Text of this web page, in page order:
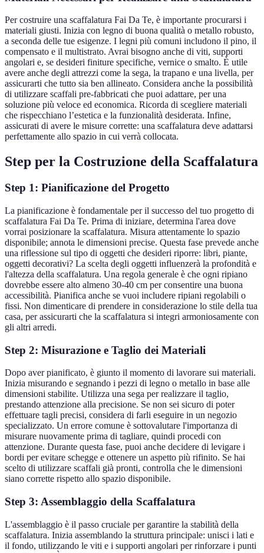
Per costruire una scaffalatura Fai Da Te, è importante procurarsi i
materiali giusti. Inizia con legno di buona qualità o metallo robusto,
a seconda delle tue esigenze. I legni più comuni includono il pino, il
compensato e il multistrato. Avrai bisogno anche di viti, supporti
angolari e, se desideri finiture specifiche, vernice o smalto. È utile
avere anche degli attrezzi come la sega, la trapano e una livella, per
assicurarti che tutto sia ben allineato. Considera anche la possibilità
di utilizzare scaffali pre-fabbricati che puoi adattare, per una
soluzione più veloce ed economica. Ricorda di scegliere materiali
che rispecchiano l’estetica e la funzionalità desiderata. Infine,
assicurati di avere le misure corrette: una scaffalatura deve adattarsi
perfettamente allo spazio in cui verrà collocata.
Step per la Costruzione della Scaffalatura
Step 1: Pianificazione del Progetto
La pianificazione è fondamentale per il successo del tuo progetto di
scaffalatura Fai Da Te. Prima di iniziare, determina l'area dove
vorrai posizionare la scaffalatura. Misura attentamente lo spazio
disponibile; annota le dimensioni precise. Questa fase prevede anche
una riflessione sul tipo di oggetti che desideri riporre: libri, piante,
oggetti decorativi? La scelta degli oggetti influenzerà la profondità e
l'altezza della scaffalatura. Una regola generale è che ogni ripiano
dovrebbe essere alto almeno 30-40 cm per consentire una buona
accessibilità. Pianifica anche se vuoi includere ripiani regolabili o
fissi. Non dimenticare di prendere in considerazione lo stile della tua
casa, per assicurarti che la scaffalatura si integri armoniosamente con
gli altri arredi.
Step 2: Misurazione e Taglio dei Materiali
Dopo aver pianificato, è giunto il momento di lavorare sui materiali.
Inizia misurando e segnando i pezzi di legno o metallo in base alle
dimensioni stabilite. Utilizza una sega per realizzare il taglio,
prestando attenzione alla precisione. Se non sei sicuro di poter
effettuare tagli precisi, considera di farli eseguire in un negozio
specializzato. Un errore comune è sottovalutare l'importanza di
misurare nuovamente prima di tagliare, quindi procedi con
attenzione. Durante questa fase, puoi anche decidere di levigare i
bordi per evitare schegge e ottenere un aspetto più rifinito. Se hai
scelto di utilizzare scaffali già pronti, controlla che le dimensioni
siano corrette rispetto allo spazio disponibile.
Step 3: Assemblaggio della Scaffalatura
L'assemblaggio è il passo cruciale per garantire la stabilità della
scaffalatura. Inizia assemblando la struttura principale: unisci i lati e
il fondo, utilizzando le viti e i supporti angolari per rinforzare i punti